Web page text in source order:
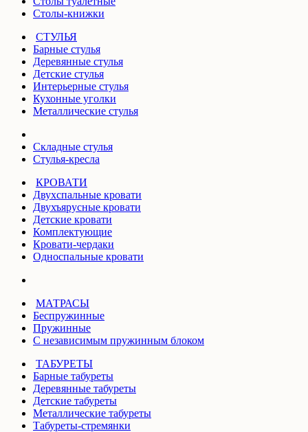
Столы-книжки
СТУЛЬЯ
Барные стулья
Деревянные стулья
Детские стулья
Интерьерные стулья
Кухонные уголки
Металлические стулья
Складные стулья
Стулья-кресла
КРОВАТИ
Двухспальные кровати
Двухъярусные кровати
Детские кровати
Комплектующие
Кровати-чердаки
Односпальные кровати
МАТРАСЫ
Беспружинные
Пружинные
С независимым пружинным блоком
ТАБУРЕТЫ
Барные табуреты
Деревянные табуреты
Детские табуреты
Металлические табуреты
Табуреты-стремянки